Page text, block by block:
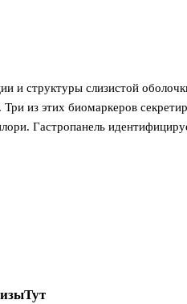
и структуры слизистой
из этих биомаркеров
Гастропанель
использовать для